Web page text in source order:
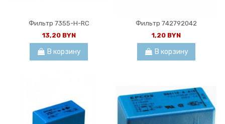
Фильтр 7355-H-RC
13,20 BYN
В корзину
Фильтр 742792042
1,20 BYN
В корзину